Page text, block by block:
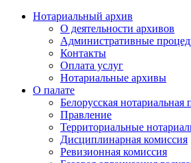
Нотариальный архив
О деятельности архивов
Административные
Контакты
Оплата услуг
Нотариальные архивы
О палате
Белорусская нотариальная
Правление
Территориальные
Дисциплинарная комиссия
Ревизионная комиссия